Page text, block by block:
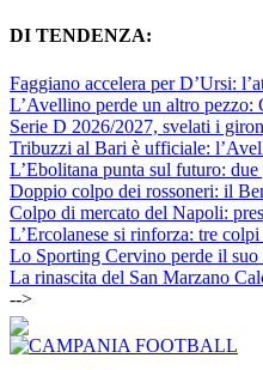
DI TENDENZA:
Faggiano accelera per D’Ursi:
L’Avellino perde un altro pezzo:
Serie D 2026/2027, svelati i
Tribuzzi al Bari è ufficiale:
L’Ebolitana punta sul futuro:
Doppio colpo dei rossoneri: il
Colpo di mercato del Napoli:
L’Ercolanese si rinforza: tre colpi
Lo Sporting Cervino perde il suo
La rinascita del San Marzano
-->